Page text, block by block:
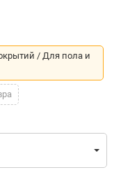
/ Для пола и